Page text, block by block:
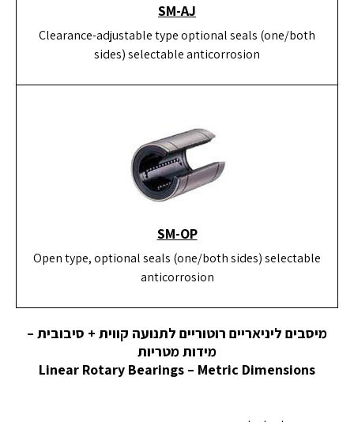
SM-AJ
Clearance-adjustable type optional seals (one/both
sides) selectable anticorrosion
SM-OP
Open type, optional seals (one/both sides) selectable
anticorrosion
מיסבים ליניאריים רוטוריים לתנועה קווית + סיבובית –
מידות מטריות
Linear Rotary Bearings – Metric Dimensions